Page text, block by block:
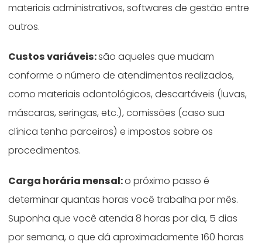
materiais administrativos, softwares de gestão entre
outros.
Custos variáveis:são aqueles que mudam
conforme o número de atendimentos realizados,
como materiais odontológicos, descartáveis (luvas,
máscaras, seringas, etc.), comissões (caso sua
clínica tenha parceiros) e impostos sobre os
procedimentos.
Carga horária mensal:o próximo passo é
determinar quantas horas você trabalha por mês.
Suponha que você atenda 8 horas por dia, 5 dias
por semana, o que dá aproximadamente 160 horas